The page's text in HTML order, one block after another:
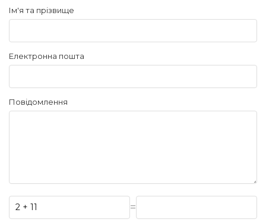
Ім'я та прізвище
Електронна пошта
Повідомлення
=